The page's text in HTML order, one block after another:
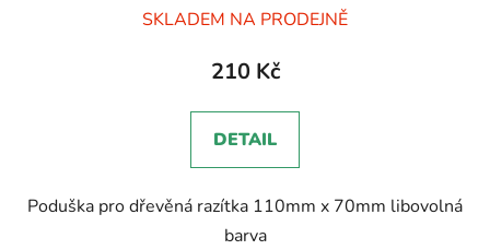
hodnocení
produktu
5,0
z
hvězdiček.
SKLADEM NA PRODEJNĚ
210 Kč
DETAIL
Poduška pro dřevěná razítka 110mm x 70mm libovolná
barva